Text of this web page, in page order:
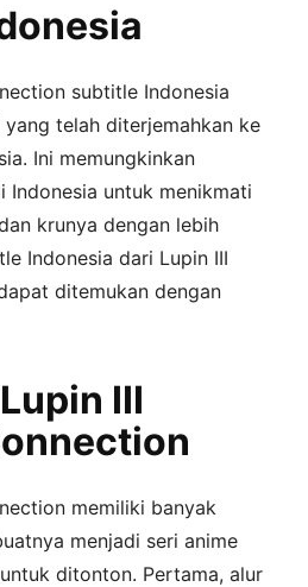
subtitle Indonesia
telah diterjemahkan ke
Ini memungkinkan
Indonesia untuk menikmati
krunya dengan lebih
Indonesia dari Lupin III
ditemukan dengan
III
memiliki banyak
menjadi seri anime
ditonton. Pertama, alur